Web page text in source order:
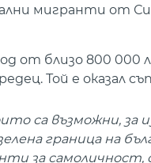
мигранти от
от близо 800 000
Той е оказал
са възможни,
граница на
за самоличност,